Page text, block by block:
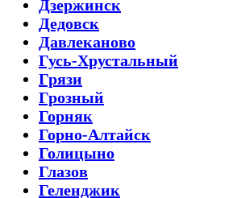
Дзержинск
Дедовск
Давлеканово
Гусь-Хрустальный
Грязи
Грозный
Горняк
Горно-Алтайск
Голицыно
Глазов
Геленджик